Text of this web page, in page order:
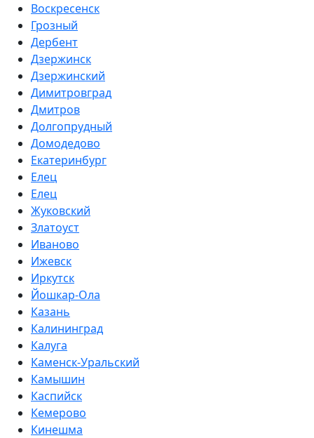
Воскресенск
Грозный
Дербент
Дзержинск
Дзержинский
Димитровград
Дмитров
Долгопрудный
Домодедово
Екатеринбург
Елец
Елец
Жуковский
Златоуст
Иваново
Ижевск
Иркутск
Йошкар-Ола
Казань
Калининград
Калуга
Каменск-Уральский
Камышин
Каспийск
Кемерово
Кинешма